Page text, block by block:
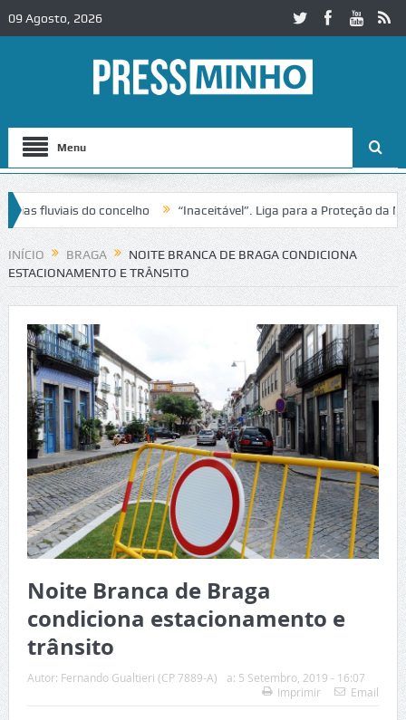
09 Agosto, 2026
Menu
do concelho “Inaceitável”. Liga para a Proteção da
no IC2 em Alcobaça Igreja do Castelo de Cerveira
INÍCIO BRAGA
NOITE BRANCA DE BRAGA CONDICIONA
ESTACIONAMENTO E TRÂNSITO
Noite Branca de Braga
condiciona estacionamento e
trânsito
Autor: Fernando Gualtieri (CP 7889-A) a: 5 Setembro, 2019 - 16:07
Imprimir
Email